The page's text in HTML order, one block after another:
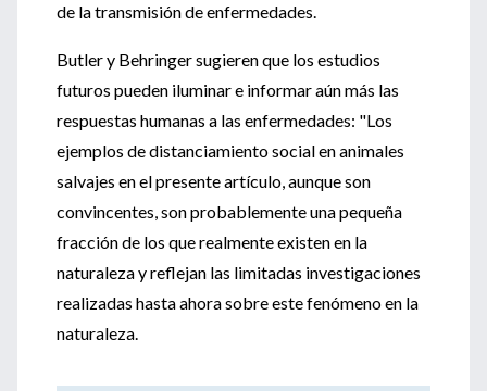
de la transmisión de enfermedades.
Butler y Behringer sugieren que los estudios
futuros pueden iluminar e informar aún más las
respuestas humanas a las enfermedades: "Los
ejemplos de distanciamiento social en animales
salvajes en el presente artículo, aunque son
convincentes, son probablemente una pequeña
fracción de los que realmente existen en la
naturaleza y reflejan las limitadas investigaciones
realizadas hasta ahora sobre este fenómeno en la
naturaleza.